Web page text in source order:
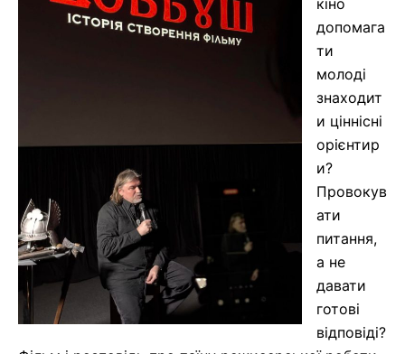
допомага
ти
молоді
знаходит
и ціннісні
орієнтир
и?
Провокув
ати
питання,
а не
давати
готові
відповіді?